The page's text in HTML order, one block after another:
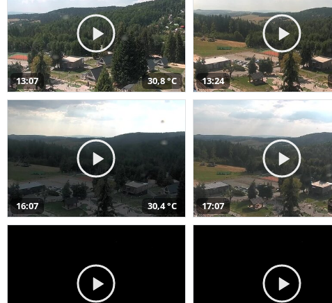
13:07 30,8 °C 13:24
16:07 30,4 °C 17:07